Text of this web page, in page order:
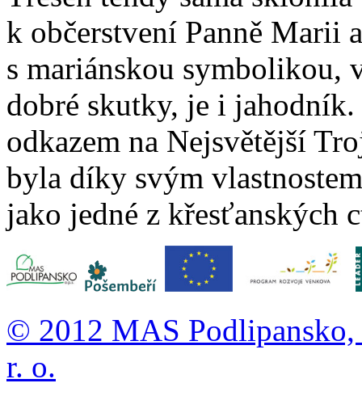
k občerstvení Panně Marii
s mariánskou symbolikou,
dobré skutky, je i
odkazem na Nejsvětější
byla díky svým
jako jedné z křesťanských
© 2012 MAS Podlipansko,
r. o.